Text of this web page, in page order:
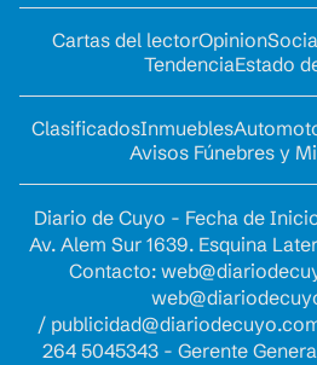
Cartas del lectorOpinion
TendenciaEstado
ClasificadosInmuebles
Avisos Fúnebres y
Diario de Cuyo - Fecha de
Av. Alem Sur 1639. Esquina
Contacto:
/
264 5045343 - Gerente